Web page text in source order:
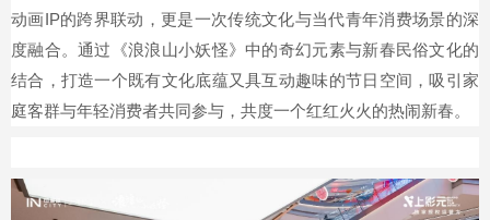
动画IP的跨界联动，更是一次传统文化与当代青年消费场景的深
度融合。通过《浪浪山小妖怪》中的奇幻元素与新春民俗文化的
结合，打造一个既有文化底蕴又具互动趣味的节日空间，吸引家
庭客群与年轻消费者共同参与，共度一个红红火火的热闹新春。